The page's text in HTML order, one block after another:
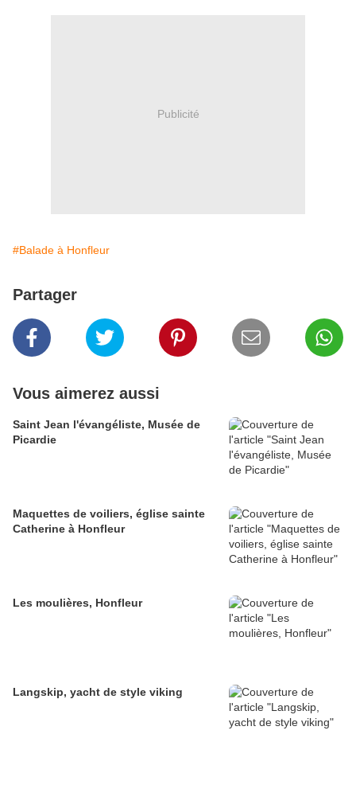
Publicité
#Balade à Honfleur
Partager
Vous aimerez aussi
Saint Jean l'évangéliste, Musée de
Picardie
Maquettes de voiliers, église sainte
Catherine à Honfleur
Les moulières, Honfleur
Langskip, yacht de style viking